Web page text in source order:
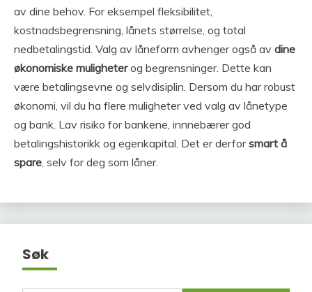
av dine behov. For eksempel fleksibilitet,
kostnadsbegrensning, lånets størrelse, og total
nedbetalingstid. Valg av låneform avhenger også av dine
økonomiske muligheterog begrensninger. Dette kan
være betalingsevne og selvdisiplin. Dersom du har robust
økonomi, vil du ha flere muligheter ved valg av lånetype
og bank. Lav risiko for bankene, innnebærer god
betalingshistorikk og egenkapital. Det er derforsmart å
spare , selv for deg som låner.
Søk